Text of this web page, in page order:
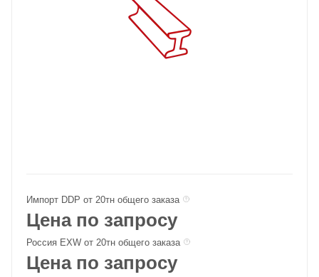
Импорт DDP от 20тн общего заказа
Цена по запросу
Россия EXW от 20тн общего заказа
Цена по запросу